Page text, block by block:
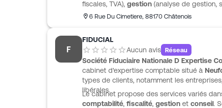
fiscales, TVA), gestion (analyse de gestion,
(établissement des bulletins de paie,
6 Rue Du Cimetiere, 88170 Châtenois
F
FIDUCIAL
Aucun avis Réseau
Société Fiduciaire Nationale D Expertise
cabinet d'expertise comptable situé à
types de clients, notamment les
libérales.
Le cabinet propose des services variés
comptabilité, fiscalité, gestion et conseil.